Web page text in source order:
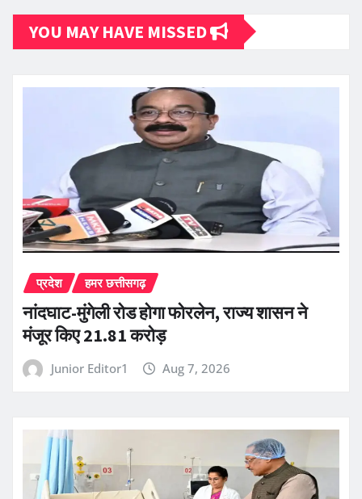
YOU MAY HAVE MISSED
प्रदेश हमर छत्तीसगढ़
नांदघाट-मुंगेली रोड होगा फोरलेन, राज्य शासन ने
मंजूर किए 21.81 करोड़
Junior Editor1 Aug 7, 2026